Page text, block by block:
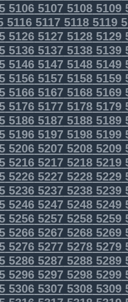
5106510751085109
5116511751185119
5126512751285129
5136513751385139
5146514751485149
5156515751585159
5166516751685169
5176517751785179
5186518751885189
5196519751985199
5206520752085209
5216521752185219
5226522752285229
5236523752385239
5246524752485249
5256525752585259
5266526752685269
5276527752785279
5286528752885289
5296529752985299
5306530753085309